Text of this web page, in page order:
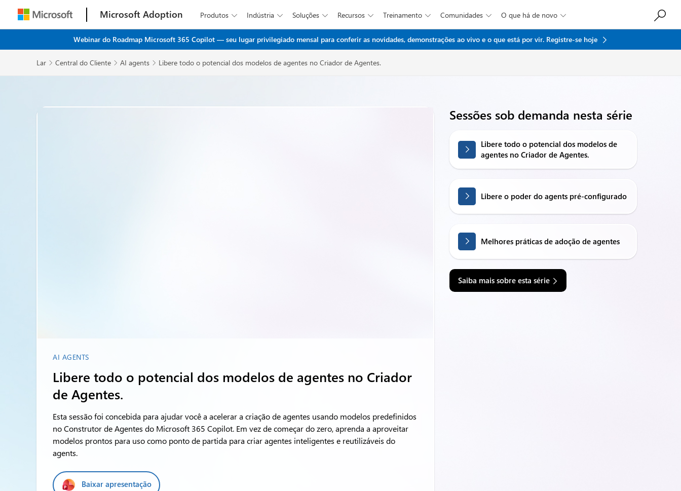
Ir para o conteúdo principal
Microsoft Adoption Produtos  Indústria  Soluções  Recursos  Treinamento  Comunidades  O que há de novo 
Webinar do Roadmap Microsoft 365 Copilot — seu lugar privilegiado mensal para conferir as novidades, demonstrações ao vivo e o que está por vir. Registre-se hoje
Lar  Central do Cliente  AI agents  Libere todo o potencial dos modelos de agentes no Criador de Agentes.
AI AGENTS
Libere todo o potencial dos modelos de agentes no Criador
de Agentes.
Esta sessão foi concebida para ajudar você a acelerar a criação de agentes usando modelos predefinidos
no Construtor de Agentes do Microsoft 365 Copilot. Em vez de começar do zero, aprenda a aproveitar
modelos prontos para uso como ponto de partida para criar agentes inteligentes e reutilizáveis do
agents.
Baixar apresentação
Sessões sob demanda nesta série
Libere todo o potencial dos modelos de
agentes no Criador de Agentes.
Libere o poder do agents pré-configurado
Melhores práticas de adoção de agentes
Saiba mais sobre esta série